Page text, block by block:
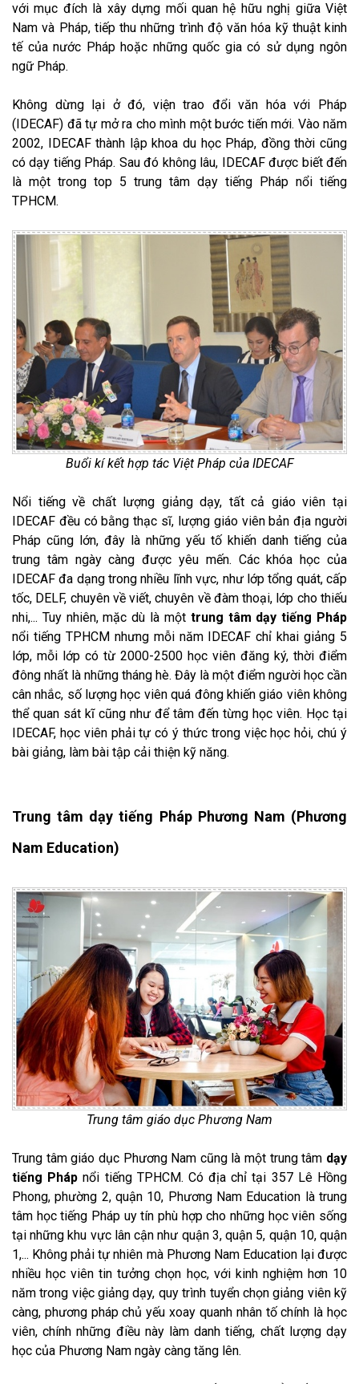
với mục đích là xây dựng mối quan hệ hữu nghị giữa Việt
Nam và Pháp, tiếp thu những trình độ văn hóa kỹ thuật kinh
tế của nước Pháp hoặc những quốc gia có sử dụng ngôn
ngữ Pháp.
Không dừng lại ở đó, viện trao đổi văn hóa với Pháp
(IDECAF) đã tự mở ra cho mình một bước tiến mới. Vào năm
2002, IDECAF thành lập khoa du học Pháp, đồng thời cũng
có dạy tiếng Pháp. Sau đó không lâu, IDECAF được biết đến
là một trong top 5 trung tâm dạy tiếng Pháp nổi tiếng
TPHCM.
Buổi kí kết hợp tác Việt Pháp của IDECAF
Nổi tiếng về chất lượng giảng dạy, tất cả giáo viên tại
IDECAF đều có bằng thạc sĩ, lượng giáo viên bản địa người
Pháp cũng lớn, đây là những yếu tố khiến danh tiếng của
trung tâm ngày càng được yêu mến. Các khóa học của
IDECAF đa dạng trong nhiều lĩnh vực, như lớp tổng quát, cấp
tốc, DELF, chuyên về viết, chuyên về đàm thoại, lớp cho thiếu
nhi,... Tuy nhiên, mặc dù là một trung tâm dạy tiếng Pháp
nổi tiếng TPHCM nhưng mỗi năm IDECAF chỉ khai giảng 5
lớp, mỗi lớp có từ 2000-2500 học viên đăng ký, thời điểm
đông nhất là những tháng hè. Đây là một điểm người học cần
cân nhắc, số lượng học viên quá đông khiến giáo viên không
thể quan sát kĩ cũng như để tâm đến từng học viên. Học tại
IDECAF, học viên phải tự có ý thức trong việc học hỏi, chú ý
bài giảng, làm bài tập cải thiện kỹ năng.
Trung tâm dạy tiếng Pháp Phương Nam (Phương
Nam Education)
Trung tâm giáo dục Phương Nam
Trung tâm giáo dục Phương Nam cũng là một trung tâm dạy
tiếng Phápnổi tiếng TPHCM. Có địa chỉ tại 357 Lê Hồng
Phong, phường 2, quận 10, Phương Nam Education là trung
tâm học tiếng Pháp uy tín phù hợp cho những học viên sống
tại những khu vực lân cận như quận 3, quận 5, quận 10, quận
1,... Không phải tự nhiên mà Phương Nam Education lại được
nhiều học viên tin tưởng chọn học, với kinh nghiệm hơn 10
năm trong việc giảng dạy, quy trình tuyển chọn giảng viên kỹ
càng, phương pháp chủ yếu xoay quanh nhân tố chính là học
viên, chính những điều này làm danh tiếng, chất lượng dạy
học của Phương Nam ngày càng tăng lên.